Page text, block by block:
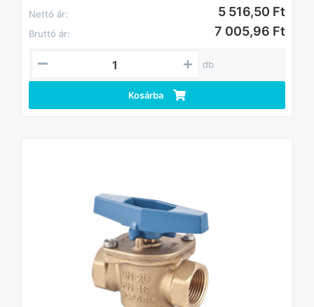
Nettó ár:
5 516,50 Ft
Bruttó ár: 7 005,96 Ft
db
Kosárba